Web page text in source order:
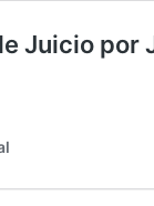
Juicio por